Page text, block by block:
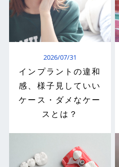
2026/07/31
インプラントの違和
感、様子見していい
ケース・ダメなケー
スとは？